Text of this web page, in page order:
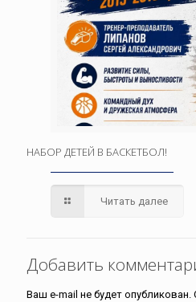
НАБОР ДЕТЕЙ В БАСКЕТБОЛ!
Читать далее
Добавить
Ваш e-mail не будет опубликован.